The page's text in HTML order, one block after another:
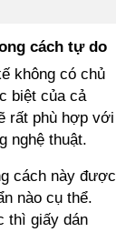
cách tự do
không có chủ
biệt của cả
rất phù hợp với
nghệ thuật.
cách này được
nào cụ thể.
thì giấy dán